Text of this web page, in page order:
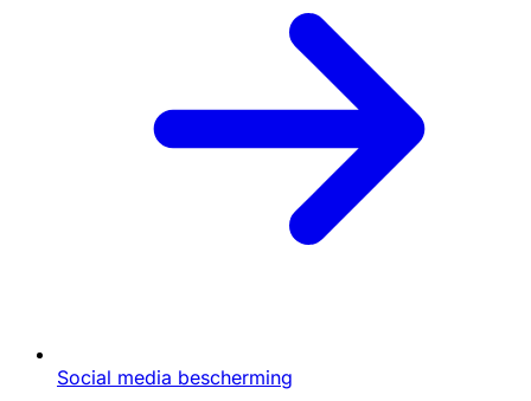
Social media bescherming